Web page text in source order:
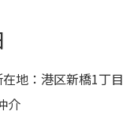
地：港区新橋1丁
介